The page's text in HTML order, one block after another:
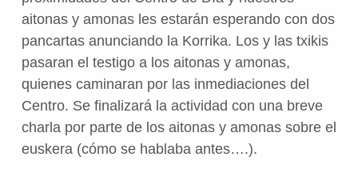
aitonas y amonas les estarán esperando con dos
pancartas anunciando la Korrika. Los y las txikis
pasaran el testigo a los aitonas y amonas,
quienes caminaran por las inmediaciones del
Centro. Se finalizará la actividad con una breve
charla por parte de los aitonas y amonas sobre el
euskera (cómo se hablaba antes….).